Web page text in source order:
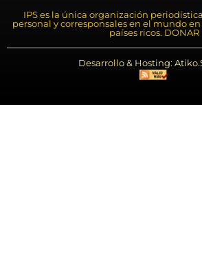
IPS es la única organización
personal y corresponsales en el mundo
países ricos. DONAR
Desarrollo & Hosting: